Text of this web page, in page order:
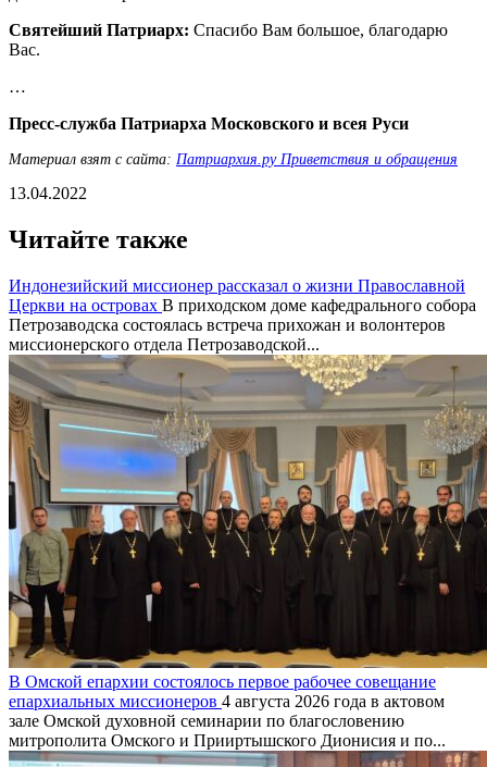
Святейший Патриарх: Спасибо Вам большое, благодарю
Вас.
…
Пресс-служба Патриарха Московского и всея Руси
Материал взят с сайта: Патриархия.ру Приветствия и обращения
13.04.2022
Читайте также
Индонезийский миссионер рассказал о жизни Православной
Церкви на островах В приходском доме кафедрального собора
Петрозаводска состоялась встреча прихожан и волонтеров
миссионерского отдела Петрозаводской...
В Омской епархии состоялось первое рабочее совещание
епархиальных миссионеров 4 августа 2026 года в актовом
зале Омской духовной семинарии по благословению
митрополита Омского и Прииртышского Дионисия и по...